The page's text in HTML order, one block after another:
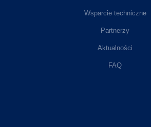
Wsparcie techniczne
Partnerzy
Aktualności
FAQ